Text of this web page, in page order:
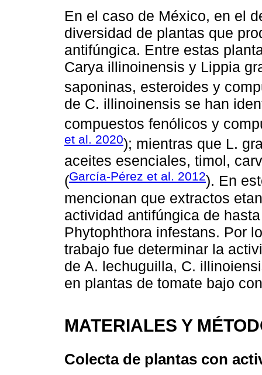
En el caso de México, en el
diversidad de plantas que
antifúngica. Entre estas
Carya illinoinensis y Lippia
saponinas, esteroides y
de C. illinoinensis se han
compuestos fenólicos y
et al. 2020); mientras que L.
aceites esenciales, timol,
(García-Pérez et al. 2012). En
mencionan que extractos
actividad antifúngica de
Phytophthora infestans. Por
trabajo fue determinar la
de A. lechuguilla, C.
en plantas de tomate bajo
MATERIALES Y
Colecta de plantas con